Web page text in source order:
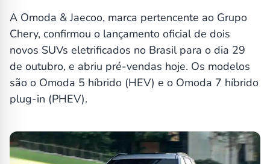
A Omoda & Jaecoo, marca pertencente ao Grupo
Chery, confirmou o lançamento oficial de dois
novos SUVs eletrificados no Brasil para o dia 29
de outubro, e abriu pré-vendas hoje. Os modelos
são o Omoda 5 híbrido (HEV) e o Omoda 7 híbrido
plug-in (PHEV).